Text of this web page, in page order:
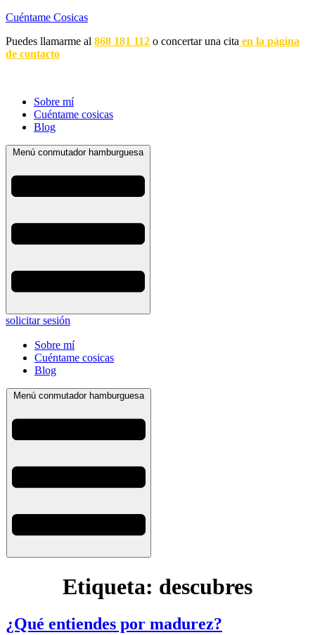
Cuéntame Cosicas
Puedes llamarme al 868 181 112 o concertar una cita en la página
de contacto
Sobre mí
Cuéntame cosicas
Blog
Menú conmutador hamburguesa
solicitar sesión
Sobre mí
Cuéntame cosicas
Blog
Menú conmutador hamburguesa
Etiqueta: descubres
¿Qué entiendes por madurez?